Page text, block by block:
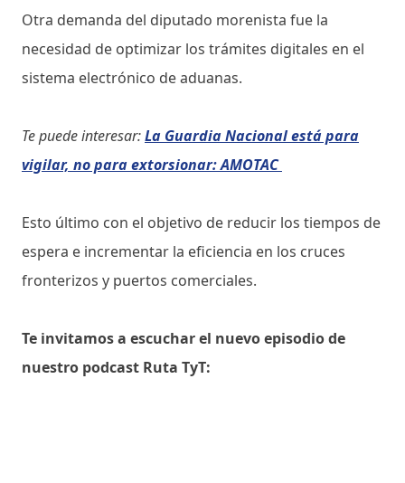
Otra demanda del diputado morenista fue la
necesidad de optimizar los trámites digitales en el
sistema electrónico de aduanas.
Te puede interesar:La Guardia Nacional está para
vigilar, no para extorsionar: AMOTAC
Esto último con el objetivo de reducir los tiempos de
espera e incrementar la eficiencia en los cruces
fronterizos y puertos comerciales.
Te invitamos a escuchar el nuevo episodio de
nuestro podcast Ruta TyT: